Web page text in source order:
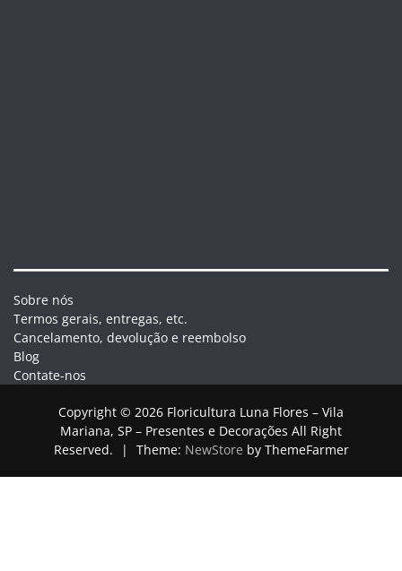
Sobre nós
Termos gerais, entregas, etc.
Cancelamento, devolução e reembolso
Blog
Contate-nos
Copyright © 2026 Floricultura Luna Flores – Vila
Mariana, SP – Presentes e Decorações All Right
Reserved.
| Theme: NewStore by ThemeFarmer